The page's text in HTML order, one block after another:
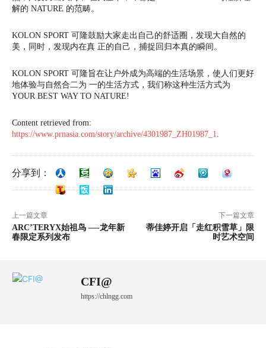
解的 NATURE 的范畴。
KOLON SPORT 可隆鼓励大家走出自己的舒适圈，发现大自然的
美，同时，发现内在真 正的自己，捕捉回归本真的瞬间。
KOLON SPORT 可隆旨在让户外成为高端的生活场景，使人们更好
地体验与自然合二为 一的生活方式，我们称这种生活方式为
YOUR BEST WAY TO NATURE!
Content retrieved from:
https://www.prnasia.com/story/archive/4301987_ZH01987_1.
分享到：
上一篇文章
ARC’TERYX始祖鸟 —-龙年新
春限定系列发布
下一篇文章
蒂佳婷开启「走红积雪草」限
时艺术空间
CFI@
https://chlngg.com